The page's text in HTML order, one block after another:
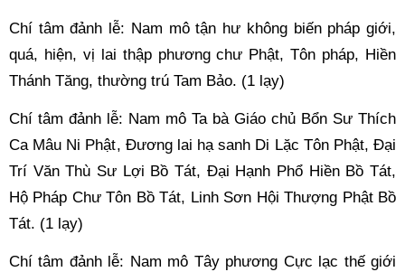
Chí tâm đảnh lễ: Nam mô tận hư không biến pháp giới,
quá, hiện, vị lai thập phương chư Phật, Tôn pháp, Hiền
Thánh Tăng, thường trú Tam Bảo. (1 lạy)
Chí tâm đảnh lễ: Nam mô Ta bà Giáo chủ Bổn Sư Thích
Ca Mâu Ni Phật, Đương lai hạ sanh Di Lặc Tôn Phật, Đại
Trí Văn Thù Sư Lợi Bồ Tát, Đại Hạnh Phổ Hiền Bồ Tát,
Hộ Pháp Chư Tôn Bồ Tát, Linh Sơn Hội Thượng Phật Bồ
Tát. (1 lạy)
Chí tâm đảnh lễ: Nam mô Tây phương Cực lạc thế giới